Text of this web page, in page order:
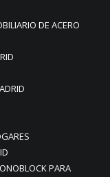
DE ACERO
PARA